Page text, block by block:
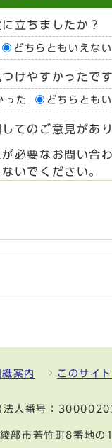
立ちましたか？
どちらともいえない
けやすかったで
った どちらとも
てのご意見があ
が必要なお問い合
いでください。
織案内 このサイ
法人番号：
部市若竹町8番地の1